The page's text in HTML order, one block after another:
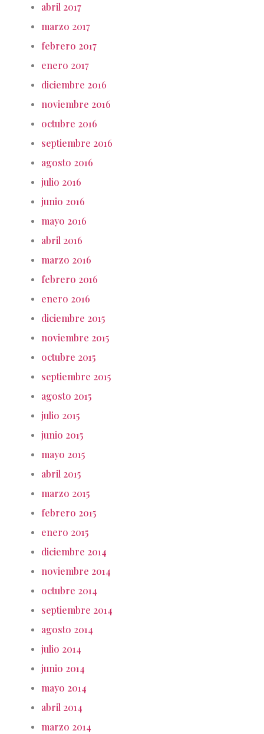
abril 2017
marzo 2017
febrero 2017
enero 2017
diciembre 2016
noviembre 2016
octubre 2016
septiembre 2016
agosto 2016
julio 2016
junio 2016
mayo 2016
abril 2016
marzo 2016
febrero 2016
enero 2016
diciembre 2015
noviembre 2015
octubre 2015
septiembre 2015
agosto 2015
julio 2015
junio 2015
mayo 2015
abril 2015
marzo 2015
febrero 2015
enero 2015
diciembre 2014
noviembre 2014
octubre 2014
septiembre 2014
agosto 2014
julio 2014
junio 2014
mayo 2014
abril 2014
marzo 2014